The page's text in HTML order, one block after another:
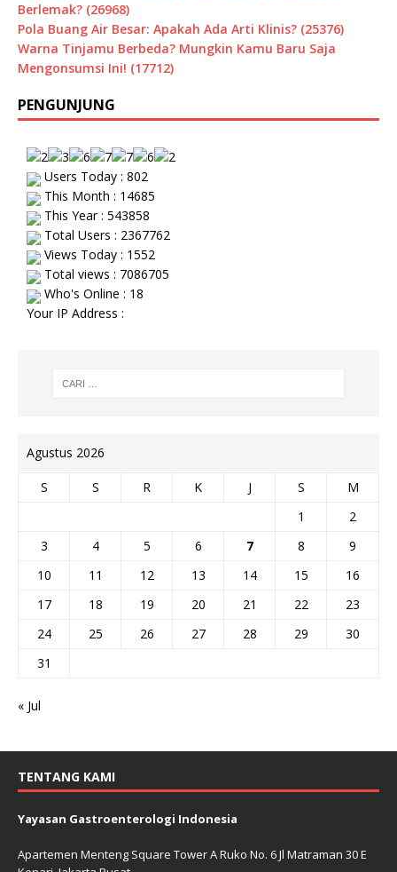
Berlemak? (26968)
Pola Buang Air Besar: Apakah Ada Arti Klinis? (25376)
Warna Tinjamu Berbeda? Mungkin Kamu Baru Saja
Mengonsumsi Ini! (17712)
PENGUNJUNG
Users Today : 802
This Month : 14685
This Year : 543858
Total Users : 2367762
Views Today : 1552
Total views : 7086705
Who's Online : 18
Your IP Address :
Agustus 2026
S S R K J S
M
1
2
3
4 5 6 7 8
9
10
11 12 13 14 15
16
17
18 19 20 21 22
23
24
25 26 27 28 29
30
31
« Jul
TENTANG KAMI
Yayasan Gastroenterologi Indonesia
Apartemen Menteng Square Tower A Ruko No. 6 Jl Matraman 30 E